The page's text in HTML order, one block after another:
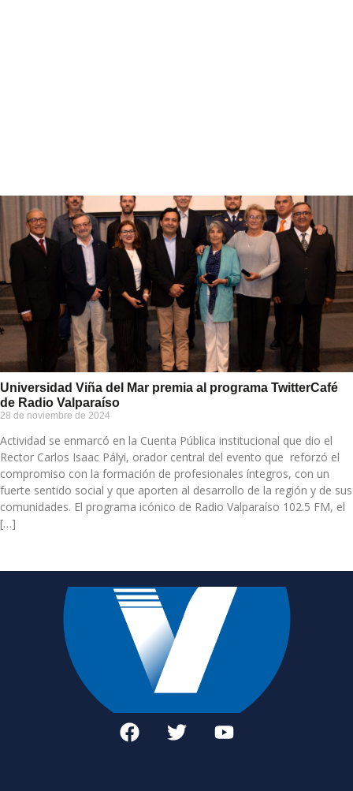
Universidad Viña del Mar premia al programa TwitterCafé
de Radio Valparaíso
28 de noviembre de 2024
Actividad se enmarcó en la Cuenta Pública institucional que dio el
Rector Carlos Isaac Pályi, orador central del evento que reforzó el
compromiso con la formación de profesionales íntegros, con un
fuerte sentido social y que aporten al desarrollo de la región y de sus
comunidades. El programa icónico de Radio Valparaíso 102.5 FM, el
[…]